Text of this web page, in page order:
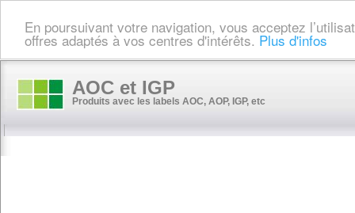
En poursuivant votre navigation, vous acceptez
offres adaptés à vos centres d'intérêts. Plus d'infos
AOC et IGP
Produits avec les labels AOC, AOP, IGP, etc